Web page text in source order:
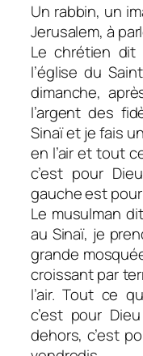
Un rabbin, un
Jerusalem, à
Le chrétien
l’église du
dimanche,
l’argent des
Sinaï et je fais
en l’air et tout
c’est pour
gauche est pour
Le musulman
au Sinaï, je
grande
croissant par
l’air. Tout ce
c’est pour
dehors, c’est